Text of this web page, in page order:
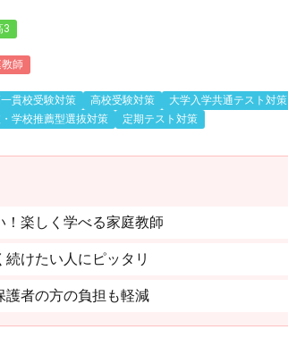
3
師
貫校受験対策 高校受験対策 大学入学共通テスト対策
学校推薦型選抜対策 定期テスト対策
！楽しく学べる家庭教師
けたい人にピッタリ
護者の方の負担も軽減